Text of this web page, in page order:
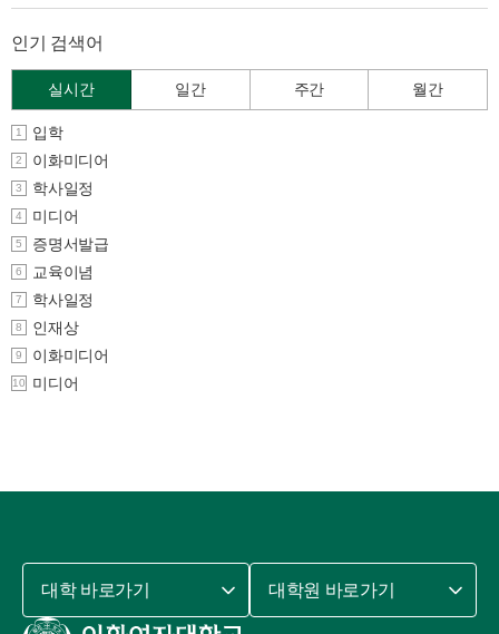
인기 검색어
실시간 일간 주간 월간
1 입학
2 이화미디어
3 학사일정
4 미디어
5 증명서발급
6 교육이념
7 학사일정
8 인재상
9 이화미디어
10 미디어
대학 바로가기 대학원 바로가기